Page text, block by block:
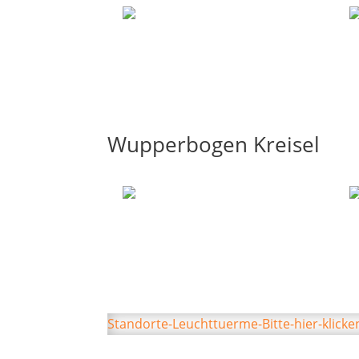
Wupperbogen Kreisel
Standorte-Leuchttuerme-Bitte-hier-